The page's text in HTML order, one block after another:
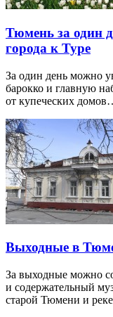
Тюмень за один
города к Туре
За один день можно
барокко и главную
от купеческих
Выходные в
За выходные можно
и содержательный
старой Тюмени и